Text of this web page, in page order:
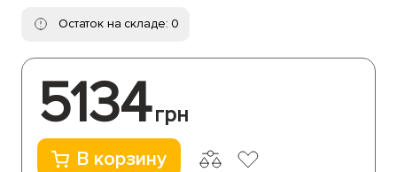
Остаток на складе: 0
5134грн
В корзину